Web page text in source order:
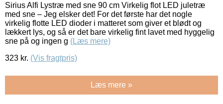
Sirius Alfi Lystræ med sne 90 cm Virkelig flot LED juletræ
med sne – Jeg elsker det! For det første har det nogle
virkelig flotte LED dioder i matteret som giver et blødt og
lækkert lys, og så er det bare virkelig fint lavet med hyggelig
sne på og ingen g (Læs mere)
323 kr. (Vis fragtpris)
Læs mere »